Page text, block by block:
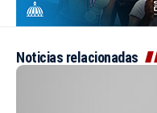
Noticias relacionadas